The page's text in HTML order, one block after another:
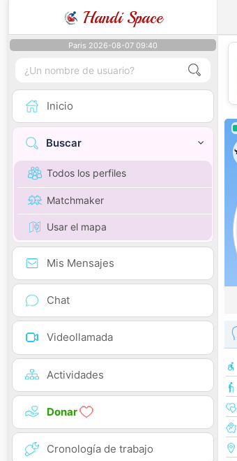
Handi Space
Paris 2026-08-07 09:40
Inicio
Buscar
Todos los perfiles
Matchmaker
Usar el mapa
Mis Mensajes
Chat
Videollamada
Actividades
Donar
Cronología de trabajo